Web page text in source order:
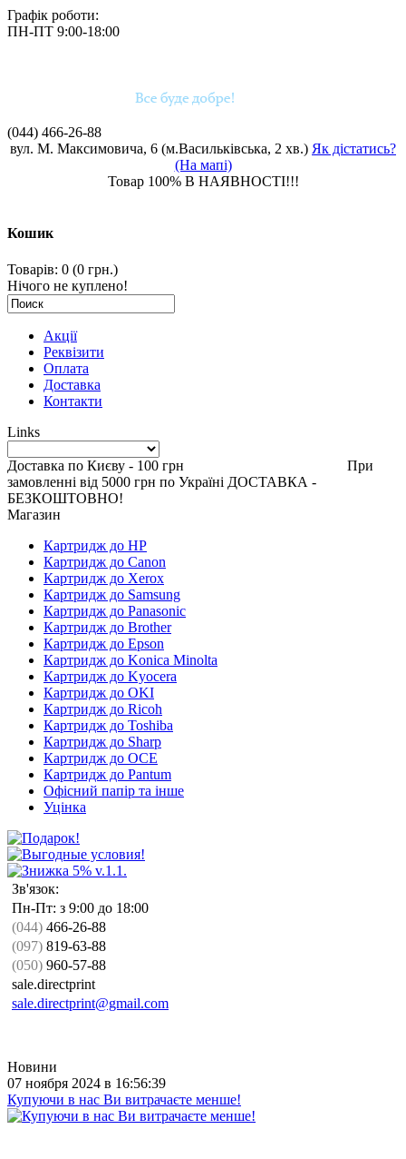
Графік роботи:
ПН-ПТ 9:00-18:00
(044) 466-26-88
вул. М. Максимовича, 6 (м.Васильківська, 2 хв.) Як дістатись?
(На мапі)
Товар 100% В НАЯВНОСТІ!!!
Кошик
Товарів: 0 (0 грн.)
Нічого не куплено!
Акції
Реквізити
Оплата
Доставка
Контакти
Links
Доставка по Києву - 100 грн При
замовленні від 5000 грн по Україні ДОСТАВКА -
БЕЗКОШТОВНО!
Магазин
Картридж до HP
Картридж до Canon
Картридж до Xerox
Картридж до Samsung
Картридж до Panasonic
Картридж до Brother
Картридж до Epson
Картридж до Konica Minolta
Картридж до Kyocera
Картридж до OKI
Картридж до Ricoh
Картридж до Toshiba
Картридж до Sharp
Картридж до OCE
Картридж до Pantum
Офісний папір та інше
Уцінка
Зв'язок:
Пн-Пт: з 9:00 до 18:00
(044) 466-26-88
(097) 819-63-88
(050) 960-57-88
sale.directprint
sale.directprint@gmail.com
Новини
07 ноября 2024 в 16:56:39
Купуючи в нас Ви витрачаєте менше!